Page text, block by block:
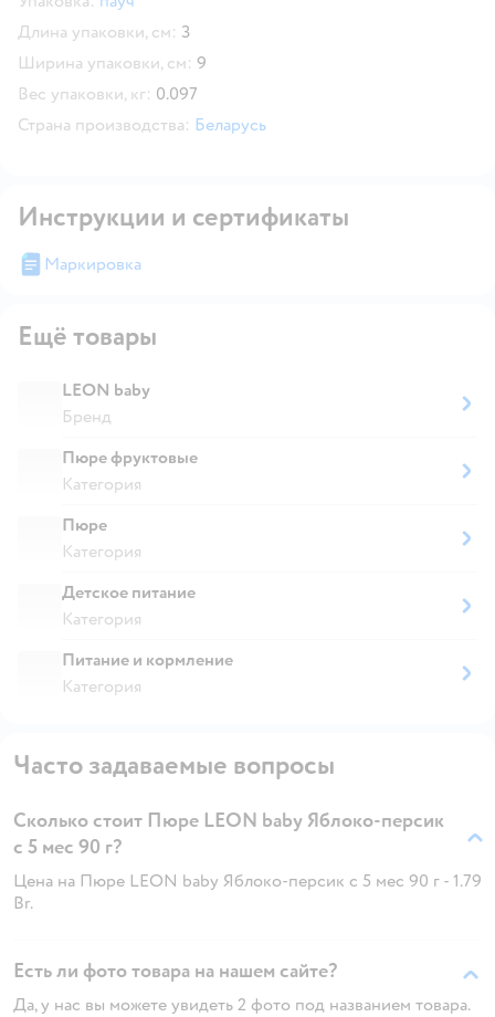
Длина упаковки, см: 3
Ширина упаковки, см: 9
Вес упаковки, кг: 0.097
Страна производства: Беларусь
Инструкции и сертификаты
Маркировка
Ещё товары
LEON baby
Бренд
Пюре фруктовые
Категория
Пюре
Категория
Детское питание
Категория
Питание и кормление
Категория
Часто задаваемые вопросы
Сколько стоит Пюре LEON baby Яблоко-персик
с 5 мес 90 г?
Цена на Пюре LEON baby Яблоко-персик с 5 мес 90 г - 1.79
Br.
Есть ли фото товара на нашем сайте?
Да, у нас вы можете увидеть 2 фото под названием товара.